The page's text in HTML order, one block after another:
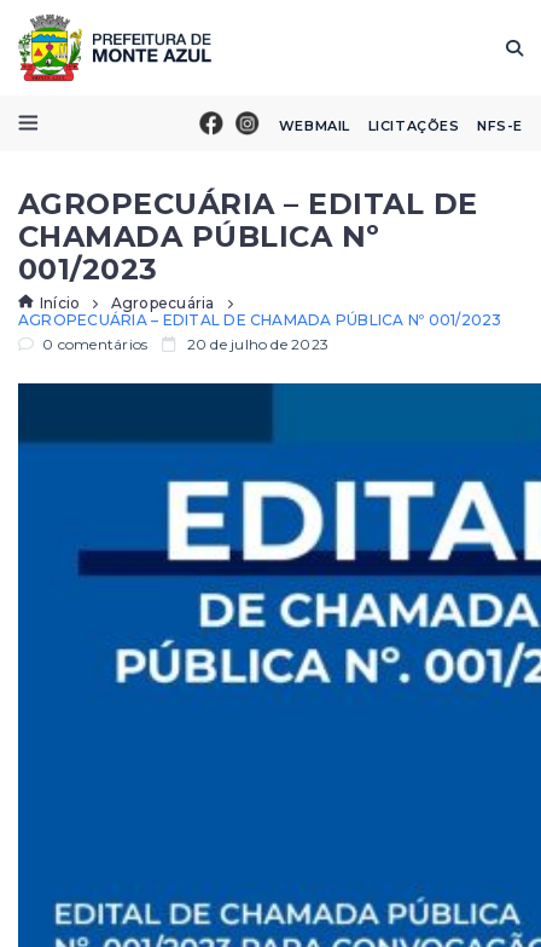
WEBMAIL LICITAÇÕES NFS-E
AGROPECUÁRIA – EDITAL DE
CHAMADA PÚBLICA Nº
001/2023
Início
Agropecuária
AGROPECUÁRIA – EDITAL DE CHAMADA PÚBLICA Nº 001/2023
0 comentários
20 de julho de 2023